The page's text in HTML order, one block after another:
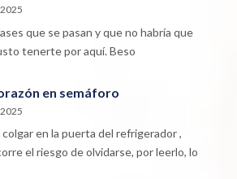
que se pasan y que no habría que
tenerte por aquí. Beso
en semáforo
colgar en la puerta del refrigerador ,
el riesgo de olvidarse, por leerlo, lo